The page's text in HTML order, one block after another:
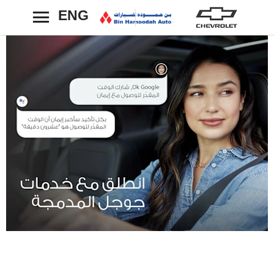
ENG رجوع